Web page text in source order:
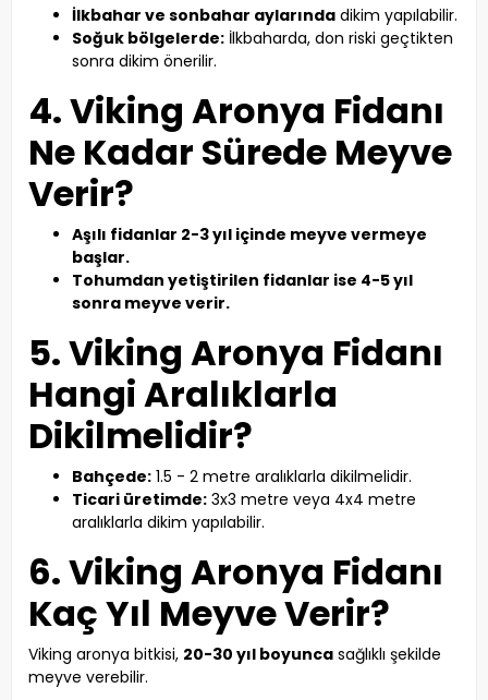
İlkbahar ve sonbahar aylarında dikim yapılabilir.
Soğuk bölgelerde: İlkbaharda, don riski geçtikten
sonra dikim önerilir.
4. Viking Aronya Fidanı
Ne Kadar Sürede Meyve
Verir?
Aşılı fidanlar 2-3 yıl içinde meyve vermeye
başlar.
Tohumdan yetiştirilen fidanlar ise 4-5 yıl
sonra meyve verir.
5. Viking Aronya Fidanı
Hangi Aralıklarla
Dikilmelidir?
Bahçede: 1.5 - 2 metre aralıklarla dikilmelidir.
Ticari üretimde: 3x3 metre veya 4x4 metre
aralıklarla dikim yapılabilir.
6. Viking Aronya Fidanı
Kaç Yıl Meyve Verir?
Viking aronya bitkisi, 20-30 yıl boyunca sağlıklı şekilde
meyve verebilir.